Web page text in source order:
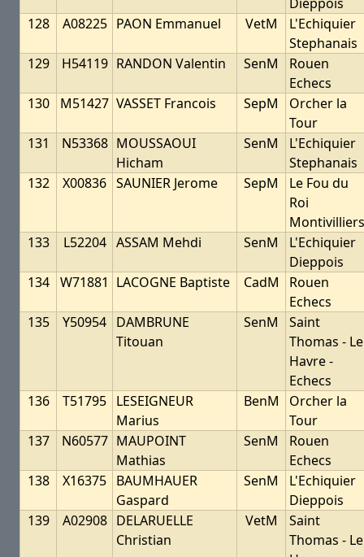
128
A08225 PAON Emmanuel VetM
L'Echiquier
Stephanais
129
H54119 RANDON Valentin SenM
Rouen
Echecs
130
M51427 VASSET Francois SepM
Orcher la
Tour
131
N53368 MOUSSAOUI
Hicham
SenM
L'Echiquier
Stephanais
132
X00836 SAUNIER Jerome SepM
Le Fou du
Roi
Montivilliers
133
L52204 ASSAM Mehdi SenM
L'Echiquier
Dieppois
134 W71881 LACOGNE Baptiste CadM
Rouen
Echecs
135
Y50954 DAMBRUNE
Titouan
SenM
Saint
Thomas - Le
Havre -
Echecs
136
T51795 LESEIGNEUR
Marius
BenM
Orcher la
Tour
137
N60577 MAUPOINT
Mathias
SenM
Rouen
Echecs
138
X16375 BAUMHAUER
Gaspard
SenM
L'Echiquier
Dieppois
139
A02908 DELARUELLE
Christian
VetM
Saint
Thomas - Le